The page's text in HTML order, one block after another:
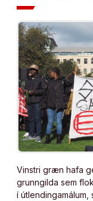
Vinstri græn hafa
grunngilda sem
í